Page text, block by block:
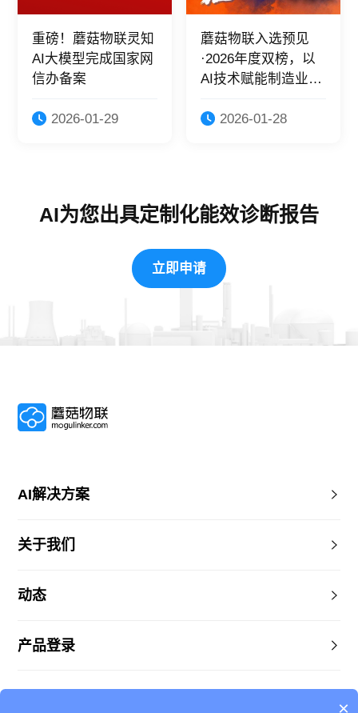
重磅！蘑菇物联灵知
AI大模型完成国家网
信办备案
2026-01-29
蘑菇物联入选预见
·2026年度双榜，以
AI技术赋能制造业绿
2026-01-28
AI为您出具定制化能效诊断报告
立即申请
AI解决方案
关于我们
动态
产品登录
×